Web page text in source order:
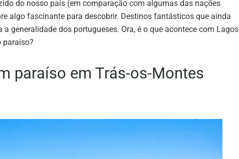
do nosso país (em comparação com algumas das nações
algo fascinante para descobrir. Destinos fantásticos que ainda
generalidade dos portugueses. Ora, é o que acontece com Lagos
paraíso?
paraíso em Trás-os-Montes